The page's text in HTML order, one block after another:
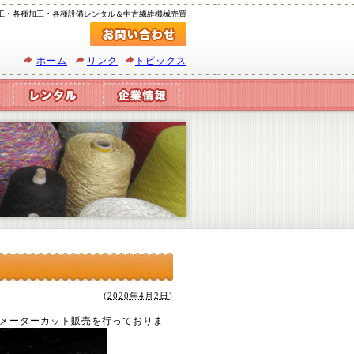
各種加工・各種設備レンタル＆中古繊維機械売買
ホーム リンク トピックス
(2020年4月2日 )
ーターカット販売を行っておりま